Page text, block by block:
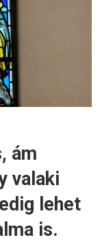
ám
valaki
lehet
is.